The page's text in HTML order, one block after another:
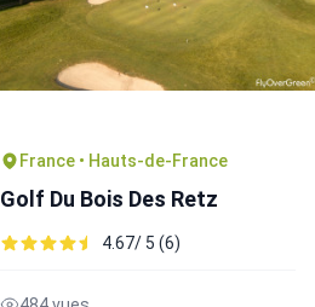
France • Hauts-de-France
Golf Du Bois Des Retz
4.67/ 5 (6)